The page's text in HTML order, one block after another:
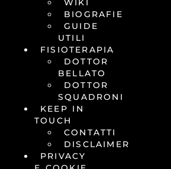
WIKI
BIOGRAFIE
GUIDE
UTILI
FISIOTERAPIA
DOTTOR
BELLATO
DOTTOR
SQUADRONI
KEEP IN
TOUCH
CONTATTI
DISCLAIMER
PRIVACY